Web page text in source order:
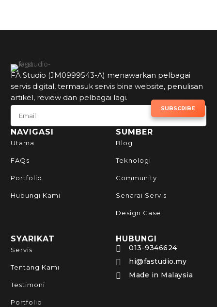
FA Studio (JM0999543-A) menawarkan pelbagai
servis digital, termasuk servis bina website, penulisan
artikel, review dan pelbagai lagi.
SUBSCRIBE TO NEWSLETTER SUBSCRIBE
NAVIGASI
Utama
FAQs
Portfolio
Hubungi Kami
SUMBER
Blog
Teknologi
Community
Senarai Servis
Design Case
SYARIKAT
Servis
Tentang Kami
Testimoni
Portfolio
HUBUNGI
 013-9346624
 hi@fastudio.my
 Made in Malaysia